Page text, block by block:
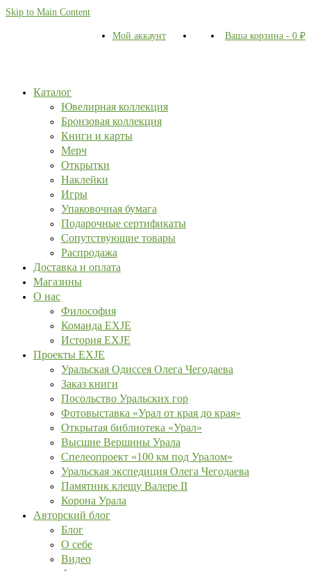
Skip to Main Content
Мой аккаунт Ваша корзина - 0 ₽
Каталог
Ювелирная коллекция
Бронзовая коллекция
Книги и карты
Мерч
Открытки
Наклейки
Игры
Упаковочная бумага
Подарочные сертификаты
Сопутствующие товары
Распродажа
Доставка и оплата
Магазины
О нас
Философия
Команда EXJE
История EXJE
Проекты EXJE
Уральская Одиссея Олега Чегодаева
Заказ книги
Посольство Уральских гор
Фотовыставка «Урал от края до края»
Открытая библиотека «Урал»
Высшие Вершины Урала
Спелеопроект «100 км под Уралом»
Уральская экспедиция Олега Чегодаева
Памятник клещу Валере II
Корона Урала
Авторский блог
Блог
О себе
Видео